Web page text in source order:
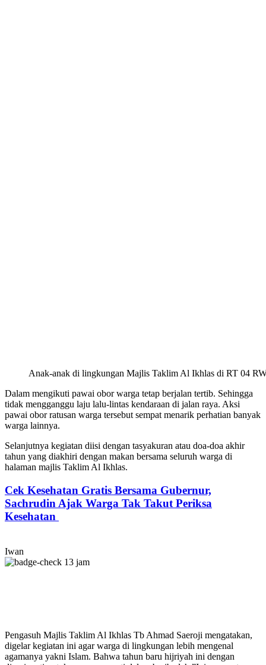
Anak-anak di lingkungan Majlis Taklim Al Ikhlas di RT 04
Dalam mengikuti pawai obor warga tetap berjalan tertib. Sehingga
tidak mengganggu laju lalu-lintas kendaraan di jalan raya. Aksi
pawai obor ratusan warga tersebut sempat menarik perhatian banyak
warga lainnya.
Selanjutnya kegiatan diisi dengan tasyakuran atau doa-doa akhir
tahun yang diakhiri dengan makan bersama seluruh warga di
halaman majlis Taklim Al Ikhlas.
Cek Kesehatan Gratis Bersama Gubernur,
Sachrudin Ajak Warga Tak Takut Periksa
Kesehatan
Iwan
13 jam
Pengasuh Majlis Taklim Al Ikhlas Tb Ahmad Saeroji mengatakan,
digelar kegiatan ini agar warga di lingkungan lebih mengenal
agamanya yakni Islam. Bahwa tahun baru hijriyah ini dengan